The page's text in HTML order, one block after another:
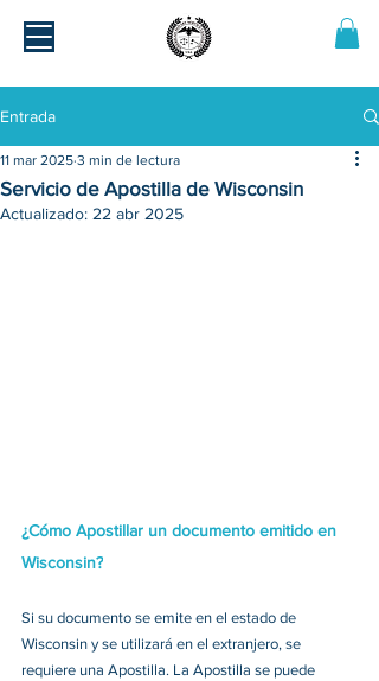
Entrada
Servicio de Apostilla de Wisconsin
11 mar 2025 3 min de lectura
Actualizado: 22 abr 2025
¿Cómo Apostillar un documento emitido en
Wisconsin?
Si su documento se emite en el estado de
Wisconsin y se utilizará en el extranjero, se
requiere una Apostilla. La Apostilla se puede